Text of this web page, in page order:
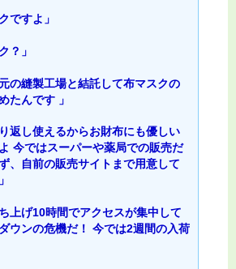
ですよ」
？」
の縫製工場と結託して布マスクの
たんです 」
返し使えるからお財布にも優しい
今ではスーパーや薬局での販売だ
、自前の販売サイトまで用意して
上げ10時間でアクセスが集中して
ウンの危機だ！ 今では2週間の入荷